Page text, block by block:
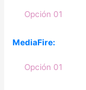
Opción 01
MediaFire:
Opción 01